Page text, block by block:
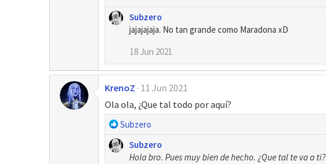
n
e
:
Subzero
jajajajaja. No tan grande como Maradona xD
18 Jun 2021
KrenoZ 11 Jun 2021
Ola ola, ¿Que tal todo por aquí?
R
a
Subzero
Subzero
Hola bro. Pues muy bien de hecho. ¿Que tal te va a ti?